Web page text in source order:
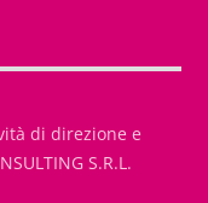
di direzione e
S.R.L.